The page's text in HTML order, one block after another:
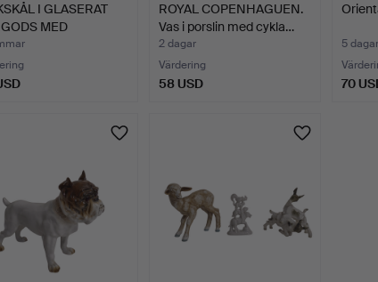
I GLASERAT
MED
ROYAL COPENHAGUEN.
Vas i porslin med cykla…
2 dagar
Värdering
58 USD
5 dagar
70